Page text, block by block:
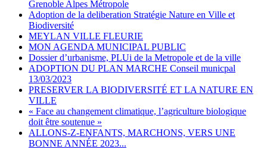
Grenoble Alpes Métropole
Adoption de la deliberation Stratégie Nature en Ville et
Biodiversité
MEYLAN VILLE FLEURIE
MON AGENDA MUNICIPAL PUBLIC
Dossier d’urbanisme, PLUi de la Metropole et de la ville
ADOPTION DU PLAN MARCHE Conseil municpal
13/03/2023
PRESERVER LA BIODIVERSITÉ ET LA NATURE EN
VILLE
« Face au changement climatique, l’agriculture biologique
doit être soutenue »
ALLONS-Z-ENFANTS, MARCHONS, VERS UNE
BONNE ANNÉE 2023...